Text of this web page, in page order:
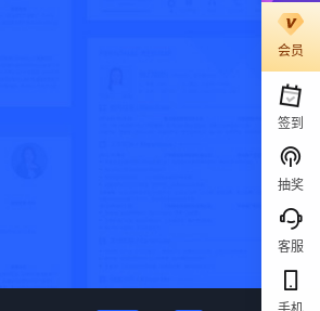
会员
签到
抽奖
客服